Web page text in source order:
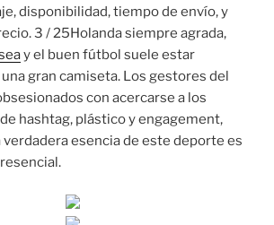
disponibilidad, tiempo de envío, y
3 / 25Holanda siempre agrada,
y el buen fútbol suele estar
gran camiseta. Los gestores del
con acercarse a los
hashtag, plástico y engagement,
verdadera esencia de este deporte es